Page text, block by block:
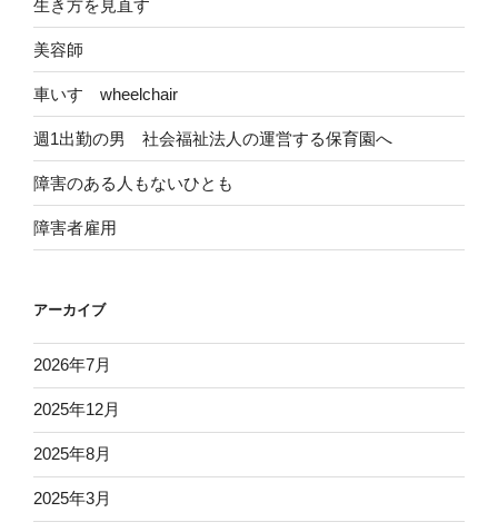
生き方を見直す
美容師
車いす wheelchair
週1出勤の男 社会福祉法人の運営する保育園へ
障害のある人もないひとも
障害者雇用
アーカイブ
2026年7月
2025年12月
2025年8月
2025年3月